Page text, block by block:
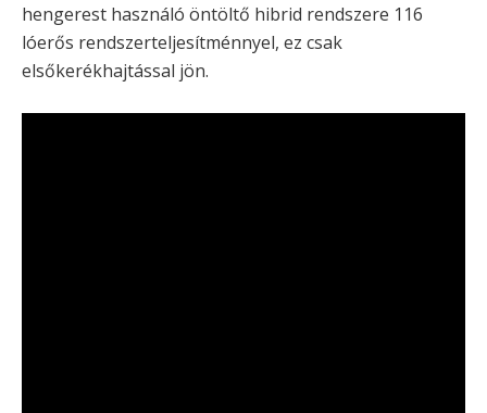
hengerest használó öntöltő hibrid rendszere 116
lóerős rendszerteljesítménnyel, ez csak
elsőkerékhajtással jön.